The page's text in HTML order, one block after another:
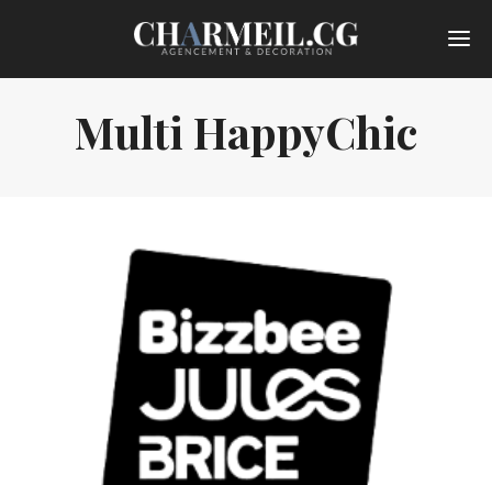
Multi HappyChic